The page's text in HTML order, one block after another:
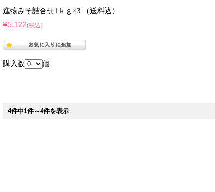
進物みそ詰合せ1ｋｇ×3 （送料込）
¥5,122(税込)
購入数 個
4件中1件～4件を表示